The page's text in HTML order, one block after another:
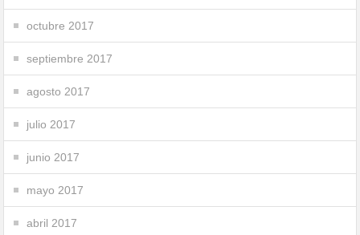
octubre 2017
septiembre 2017
agosto 2017
julio 2017
junio 2017
mayo 2017
abril 2017